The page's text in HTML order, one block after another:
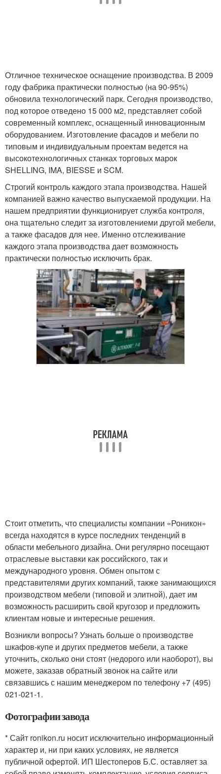
Отличное техническое оснащение производства. В 2009
году фабрика практически полностью (на 90-95%)
обновила технологический парк. Сегодня производство,
под которое отведено 15 000 м2, представляет собой
современный комплекс, оснащенный инновационным
оборудованием. Изготовление фасадов и мебели по
типовым и индивидуальным проектам ведется на
высокотехнологичных станках торговых марок
SHELLING, IMA, BIESSE и SCM.
Строгий контроль каждого этапа производства. Нашей
компанией важно качество выпускаемой продукции. На
нашем предприятии функционирует служба контроля,
она тщательно следит за изготовлениеми другой мебели,
а также фасадов для нее. Именно отслеживание
каждого этапа производства дает возможность
практически полностью исключить брак.
Стоит отметить, что специалисты компании «Роникон»
всегда находятся в курсе последних тенденций в
области мебельного дизайна. Они регулярно посещают
отраслевые выставки как российского, так и
международного уровня. Обмен опытом с
представителями других компаний, также занимающихся
производством мебели (типовой и элитной), дает им
возможность расширить свой кругозор и предложить
клиентам новые и интересные решения.
Возникли вопросы? Узнать больше о производстве
шкафов-купе и других предметов мебели, а также
уточнить, сколько они стоят (недорого или наоборот), вы
можете, заказав обратный звонок на сайте или
связавшись с нашим менеджером по телефону +7 (495)
021-021-1.
Фотографии завода
* Сайт ronikon.ru носит исключительно информационный
характер и, ни при каких условиях, не является
публичной офертой. ИП Шестоперов Б.С. оставляет за